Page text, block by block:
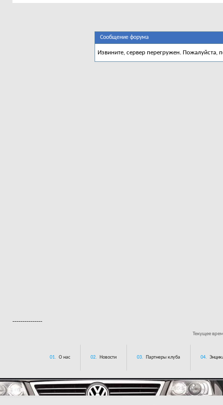
Сообщение форума
Извините, сервер перегружен. Пожалуйста,
---------------
Текущее
01. О нас 02. Новости 03. Партнеры клуба 04.